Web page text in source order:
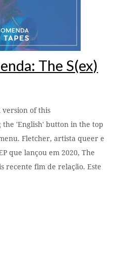
The S(ex)
version of this
'English' button in the top
Fletcher, artista queer e
que lançou em 2020, The
recente fim de relação. Este